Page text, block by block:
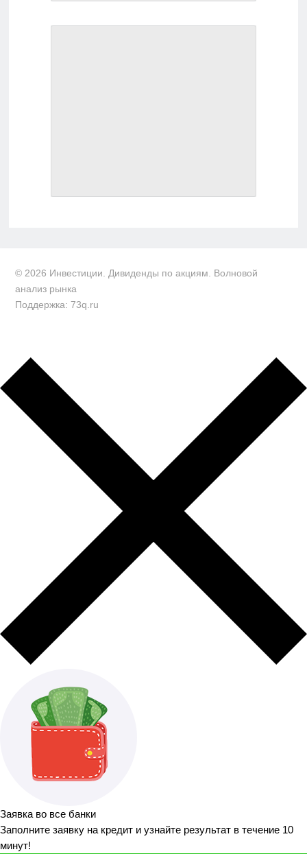
© 2026 Инвестиции. Дивиденды по акциям. Волновой
анализ рынка
Поддержка: 73q.ru
Заявка во все банки
Заполните заявку на кредит и узнайте результат в течение 10
минут!